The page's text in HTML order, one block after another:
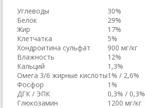
Углеводы
30%
Белок
29%
Жир
17%
Клетчатка
5%
Хондроитина сульфат
900 мг/кг
Влажность
12%
Кальций
1,3%
Омега 3/6 жирные кислоты1% / 2,6%
Фосфор
1%
ДГК / ЭПК
0,3% / 0,3%
Глюкозамин
1200 мг/кг